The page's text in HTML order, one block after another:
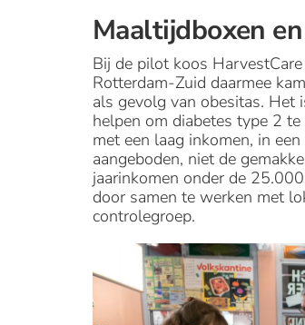
Maaltijdboxen
Bij de pilot koos
Rotterdam-Zuid daarmee
als gevolg van obesitas. Het
helpen om diabetes type 2
met een laag inkomen, in
aangeboden, niet de
jaarinkomen onder de
door samen te werken met
controlegroep.